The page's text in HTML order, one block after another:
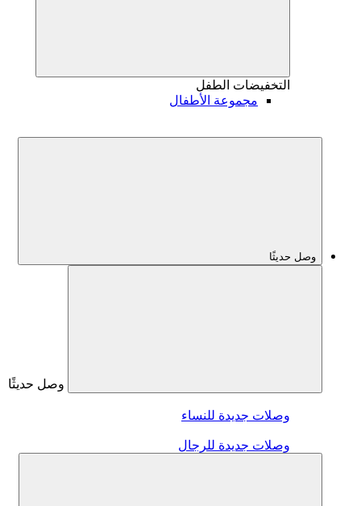
التخفيضات الطفل
مجموعة الأطفال
وصل حديثًا
وصل حديثًا
وصلات جديدة للنساء
وصلات جديدة للرجال